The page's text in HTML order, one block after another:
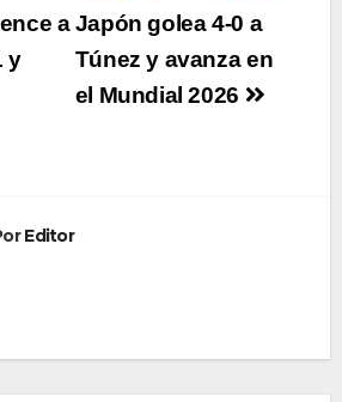
Japón golea 4-0 a
Túnez y avanza en
el Mundial 2026
a
y
Editor